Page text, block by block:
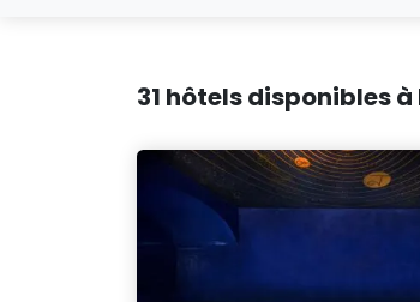
31 hôtels disponibles